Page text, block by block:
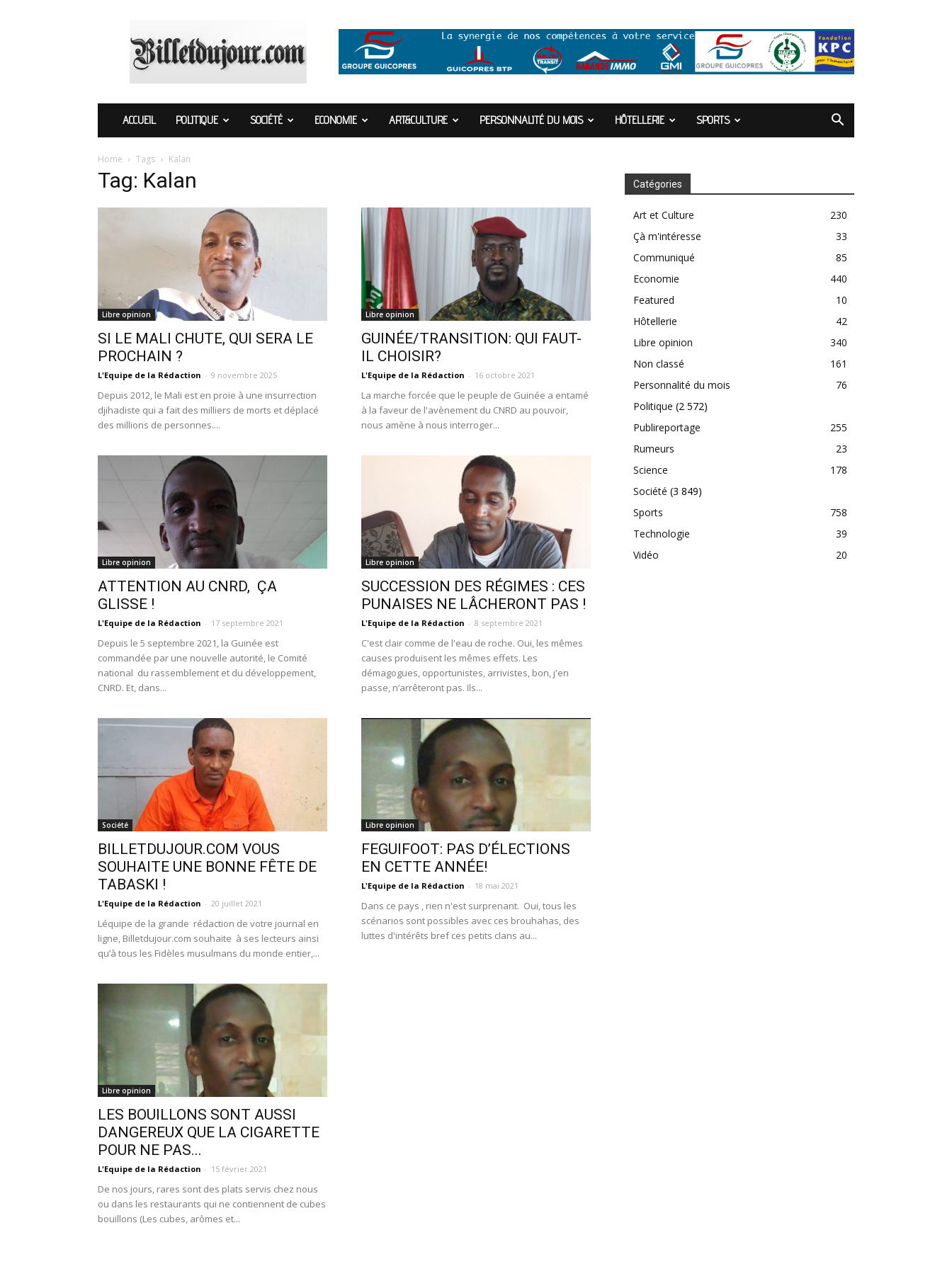
ACCUEIL POLITIQUE SOCIÉTÉ ECONOMIE ART&CULTURE PERSONNALITÉ DU MOIS HÔTELLERIE SPORTS
Home Tags Kalan
Tag: Kalan
Libre opinion
SI LE MALI CHUTE, QUI SERA LE
PROCHAIN ?
L'Equipe de la Rédaction - 9 novembre 2025
Depuis 2012, le Mali est en proie à une insurrection
djihadiste qui a fait des milliers de morts et déplacé
des millions de personnes....
Libre opinion
GUINÉE/TRANSITION: QUI FAUT-
IL CHOISIR?
L'Equipe de la Rédaction - 16 octobre 2021
La marche forcée que le peuple de Guinée a entamé
à la faveur de l'avènement du CNRD au pouvoir,
nous amène à nous interroger...
Libre opinion
ATTENTION AU CNRD, ÇA
GLISSE !
L'Equipe de la Rédaction - 17 septembre 2021
Depuis le 5 septembre 2021, la Guinée est
commandée par une nouvelle autorité, le Comité
national du rassemblement et du développement,
CNRD. Et, dans...
Libre opinion
SUCCESSION DES RÉGIMES : CES
PUNAISES NE LÂCHERONT PAS !
L'Equipe de la Rédaction - 8 septembre 2021
C'est clair comme de l'eau de roche. Oui, les mêmes
causes produisent les mêmes effets. Les
démagogues, opportunistes, arrivistes, bon, j'en
passe, n’arrêteront pas. Ils...
Société
BILLETDUJOUR.COM VOUS
SOUHAITE UNE BONNE FÊTE DE
TABASKI !
L'Equipe de la Rédaction - 20 juillet 2021
Léquipe de la grande rédaction de votre journal en
ligne, Billetdujour.com souhaite à ses lecteurs ainsi
qu’à tous les Fidèles musulmans du monde entier,...
Libre opinion
FEGUIFOOT: PAS D’ÉLECTIONS
EN CETTE ANNÉE!
L'Equipe de la Rédaction - 18 mai 2021
Dans ce pays , rien n'est surprenant. Oui, tous les
scénarios sont possibles avec ces brouhahas, des
luttes d'intérêts bref ces petits clans au...
Libre opinion
LES BOUILLONS SONT AUSSI
DANGEREUX QUE LA CIGARETTE
POUR NE PAS...
L'Equipe de la Rédaction - 15 février 2021
De nos jours, rares sont des plats servis chez nous
ou dans les restaurants qui ne contiennent de cubes
bouillons (Les cubes, arômes et...
Catégories
Art et Culture
230
Çà m'intéresse
33
Communiqué
85
Economie
440
Featured
10
Hôtellerie
42
Libre opinion
340
Non classé
161
Personnalité du mois
76
Politique (2 572)
Publireportage
255
Rumeurs
23
Science
178
Société (3 849)
Sports
758
Technologie
39
Vidéo
20